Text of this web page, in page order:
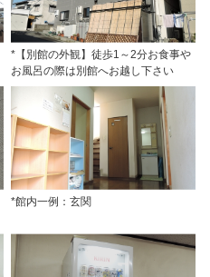
*【別館の外観】徒歩1～2分お食事や
お風呂の際は別館へお越し下さい
*館内一例：玄関